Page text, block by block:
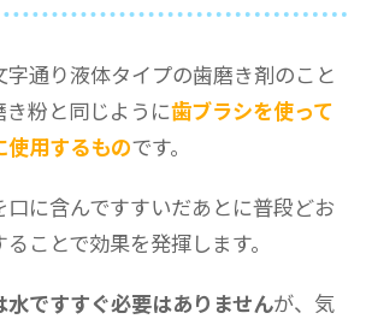
通り液体タイプの歯磨き剤のこと
粉と同じように歯ブラシを使って
用するものです。
に含んですすいだあとに普段どお
ことで効果を発揮します。
ですすぐ必要はありませんが、気